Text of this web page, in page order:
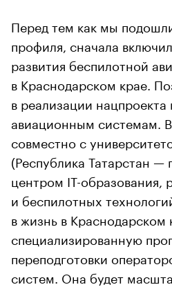
Перед тем как мы
профиля, сначала
развития беспилотной
в Краснодарском крае.
в реализации
авиационным системам.
совместно с
(Республика Татарстан
центром IT-образования,
и беспилотных
в жизнь в Краснодарском
специализированную
переподготовки
систем. Она будет